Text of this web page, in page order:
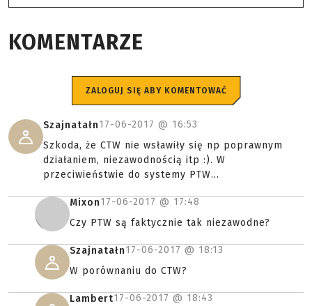
KOMENTARZE
ZALOGUJ SIĘ ABY KOMENTOWAĆ
Szajnatałn17-06-2017 @ 16:53
Szkoda, że CTW nie wsławiły się np poprawnym
działaniem, niezawodnością itp :). W
przeciwieństwie do systemy PTW...
Mixon17-06-2017 @ 17:48
Czy PTW są faktycznie tak niezawodne?
Szajnatałn17-06-2017 @ 18:13
W porównaniu do CTW?
Lambert17-06-2017 @ 18:43